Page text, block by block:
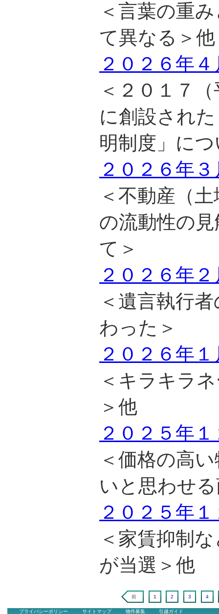
＜言葉の重
て異なる＞他
２０２６年
＜２０１７
に創設され
明制度」に
２０２６年
＜不動産（
の流動性の
て＞
２０２６年
＜遺言執行
わった＞
２０２６年
＜キラキラ
＞他
２０２５年
＜価格の高
いと思わせ
２０２５年
＜家賃抑制
が当選＞他
前 1 2 3 4
プライバシーポリシー サイトマップ 物件募集 引越ガイド